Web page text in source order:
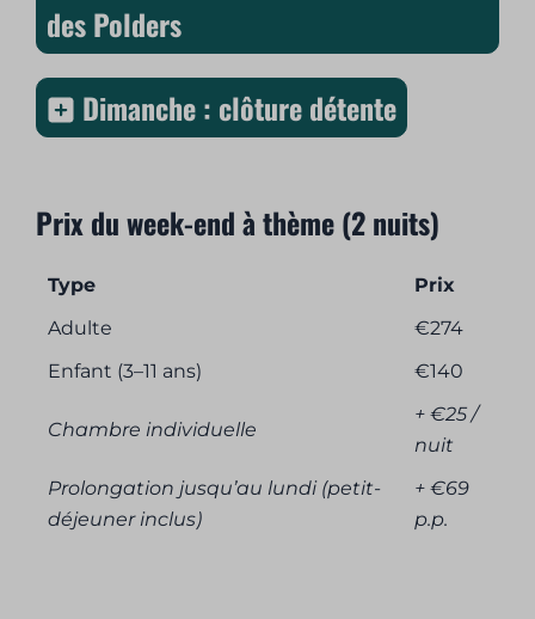
des Polders
Dimanche : clôture détente
Prix du week-end à thème (2 nuits)
Type
Prix
Adulte
€274
Enfant (3–11 ans)
€140
Chambre individuelle
+ €25 /
nuit
Prolongation jusqu’au lundi (petit-
déjeuner inclus)
+ €69
p.p.